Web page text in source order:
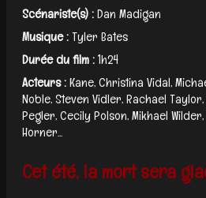
Scénariste(s) :Dan Madigan
Musique :Tyler Bates
Durée du film :1h24
Acteurs :Kane, Christina Vidal,
Noble, Steven Vidler, Rachael
Pegler, Cecily Polson, Mikhael
Horner...
Cet été, la mort sera